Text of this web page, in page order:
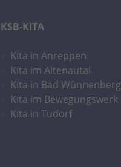
KSB-KITA
Kita in Anreppen
Kita im Altenautal
Kita in Bad Wünnenberg
Kita im Bewegungswerk
Kita in Tudorf